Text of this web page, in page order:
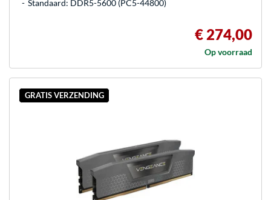
Standaard: DDR5-5600 (PC5-44800)
€ 274,00
Op voorraad
GRATIS VERZENDING